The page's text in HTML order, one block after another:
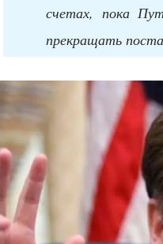
счетах, пока
прекращать